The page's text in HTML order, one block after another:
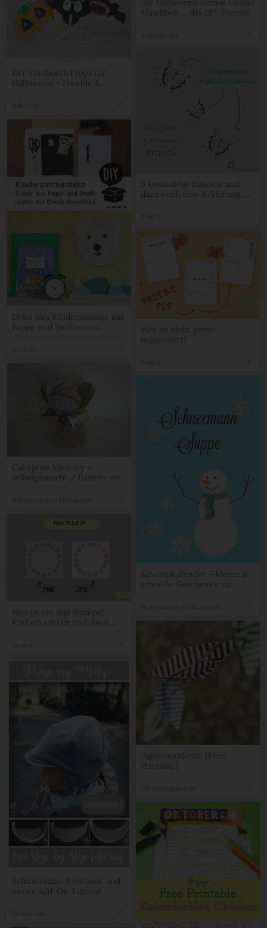
Matchbox … das DIY Freebie
DIY Fotobooth Props für
Halloween + Freebie &
3 kostenlose Dateien und
dazu noch eine Erklärung,
Dateienformen für DIY alles
Deko fürs Kinderzimmer aus
Pappe und Stoffresten
Wer ist nicht gerne
organisiert?
Cakepops Memory –
selbstgemacht / Basteln mit
Adventskalender – kleine &
schnelle Geschenke zu
Was ist ein digi Stamps?
Einfach erklärt und dann
Papierbootkette {Free
Printable}
Schirmmütze Freebook und
neues Add-On Tutorial